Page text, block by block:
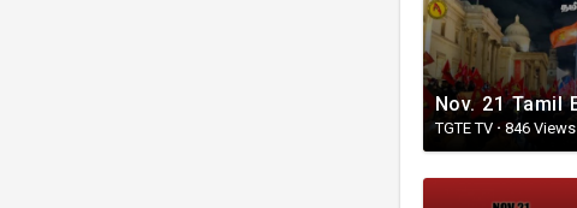
TGTE TV · 846 Views